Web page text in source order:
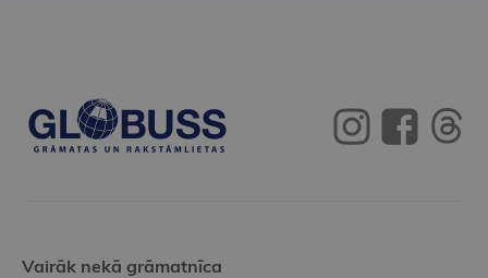
Vairāk nekā grāmatnīca